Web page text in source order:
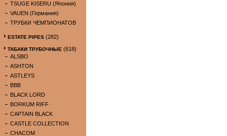
TSUGE KISERU (Япония)
VAUEN (Германия)
ТРУБКИ ЧЕМПИОНАТОВ
ESTATE PIPES (282)
ТАБАКИ ТРУБОЧНЫЕ (618)
ALSBO
ASHTON
ASTLEYS
BBB
BLACK LORD
BORKUM RIFF
CAPTAIN BLACK
CASTLE COLLECTION
CHACOM